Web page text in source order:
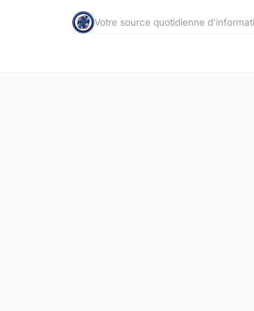
Votre source quotidienne